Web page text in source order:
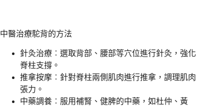
中醫治療駝背的方法
針灸治療︰選取背部、腰部等穴位進行針灸，強化
脊柱支撐。
推拿按摩︰針對脊柱兩側肌肉進行推拿，調理肌肉
張力。
中藥調養︰服用補腎、健脾的中藥，如杜仲、黃